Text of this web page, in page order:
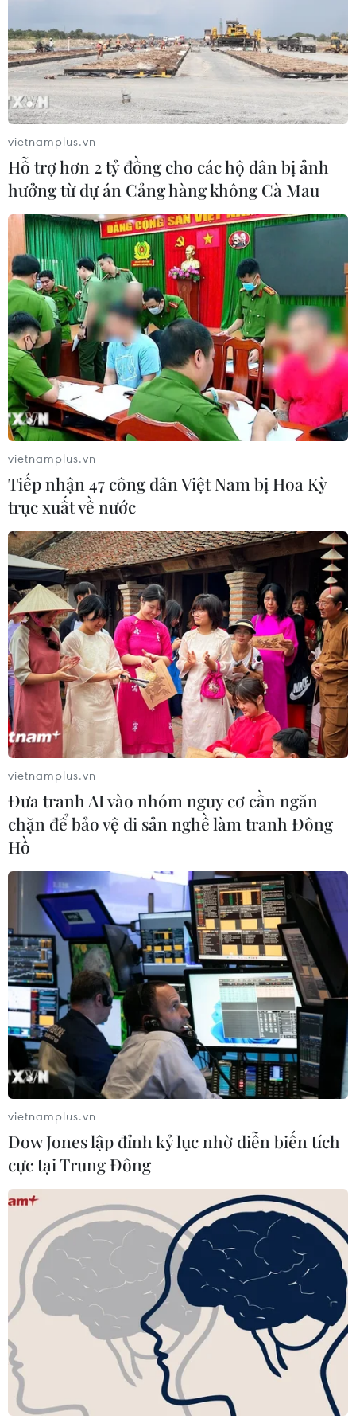
vietnamplus.vn
Hỗ trợ hơn 2 tỷ đồng cho các hộ dân bị ảnh
hưởng từ dự án Cảng hàng không Cà Mau
vietnamplus.vn
Tiếp nhận 47 công dân Việt Nam bị Hoa Kỳ
trục xuất về nước
vietnamplus.vn
Đưa tranh AI vào nhóm nguy cơ cần ngăn
chặn để bảo vệ di sản nghề làm tranh Đông
Hồ
vietnamplus.vn
Dow Jones lập đỉnh kỷ lục nhờ diễn biến tích
cực tại Trung Đông